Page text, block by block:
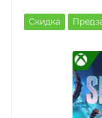
Скидка